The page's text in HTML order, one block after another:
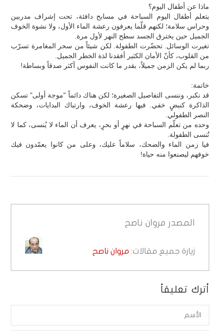
ماذا عن أطفال اليوم؟
يتعلم أطفال اليوم السباحة في مسابح دافئة، تحت إشراف مدربين
وحراس سلامة؛ لكنهم قلّما يعرفون رعشة الماء الأول، ولا نشوة الخوف
الجميل حين يخترق الجسد سطح النهر لأول مرة.
تغيرت الوسائل. تحضّرت الطفولة. لكن شيئاً من سحر المغامرة تسرّب
من القلوب، كأنّ الأمان الكثير أفقدنا لذة الخطر الجميل.
ربما لم يكن الزمن جميلاً، بقدر ما كانت النفوس أكثر صدقاً وبساطة!
خاتمة:
قد نكبر، وننسى التفاصيل الصغيرة؛ لكن هناك دائماً "موجة أولى" تسكن
الذاكرة كنبضٍ خفي. فيها رعشة الخوف، وارتباك البدايات، وضحكة
النصر الطفولي.
وحده من تعلّم السباحة في نهرٍ أو بحرٍ، يعرف أن الماء لا يُنسى، كما لا
تُنسى الطفولة.
فيا زمن الماء والضحك، سلاماً عليك، وعلى من كانوا يعمّدون فيك
خوفهم ليصنعوا منه حياة!
المصدر مروان ناصح
زيارة جميع مقالات: مروان ناصح
أترك تعليقاً